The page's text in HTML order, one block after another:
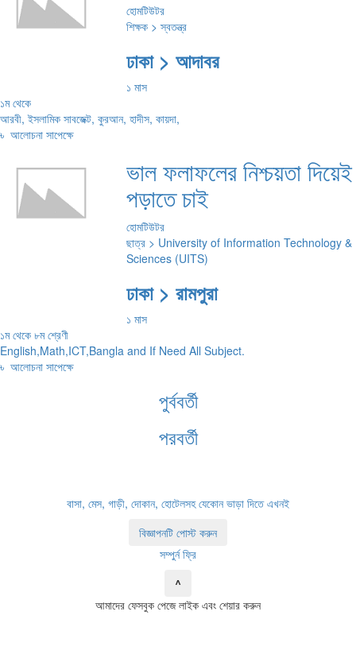
হোমটিউটর
শিক্ষক > স্বতন্ত্র
ঢাকা > আদাবর
১ মাস
১ম থেকে
আরবী, ইসলামিক সাবজেক্ট, কুরআন, হাদীস, কায়দা,
৳ আলোচনা সাপেক্ষে
ভাল ফলাফলের নিশ্চয়তা দিয়েই
পড়াতে চাই
হোমটিউটর
ছাত্র > University of Information Technology &
Sciences (UITS)
ঢাকা > রামপুরা
১ মাস
১ম থেকে ৮ম শ্রেণী
English,Math,ICT,Bangla and If Need All Subject.
৳ আলোচনা সাপেক্ষে
পুর্ববর্তী
পরবর্তী
বাসা, মেস, গাড়ী, দোকান, হোটেলসহ যেকোন ভাড়া দিতে এখনই
বিজ্ঞাপনটি পোস্ট করুন
সম্পুর্ন ফ্রি
^
আমাদের ফেসবুক পেজে লাইক এবং শেয়ার করুন